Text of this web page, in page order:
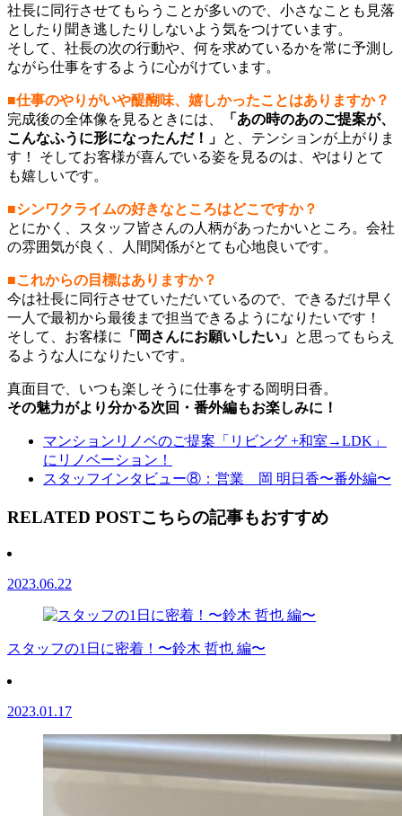
社長に同行させてもらうことが多いので、小さなことも見落
としたり聞き逃したりしないよう気をつけています。
そして、社長の次の行動や、何を求めているかを常に予測し
ながら仕事をするように心がけています。
■仕事のやりがいや醍醐味、嬉しかったことはありますか？
完成後の全体像を見るときには、
「あの時のあのご提案が、
こんなふうに形になったんだ！」 と、テンションが上がりま
す！ そしてお客様が喜んでいる姿を見るのは、やはりとて
も嬉しいです。
■シンワクライムの好きなところはどこですか？
とにかく、スタッフ皆さんの人柄があったかいところ。会社
の雰囲気が良く、人間関係がとても心地良いです。
■これからの目標はありますか？
今は社長に同行させていただいているので、できるだけ早く
一人で最初から最後まで担当できるようになりたいです！
そして、お客様に
「岡さんにお願いしたい」 と思ってもらえ
るような人になりたいです。
真面目で、いつも楽しそうに仕事をする岡明日香。
その魅力がより分かる次回・番外編もお楽しみに！
マンションリノベのご提案「リビング +和室→LDK」
にリノベーション！
スタッフインタビュー⑧：営業 岡 明日香〜番外編〜
RELATED POSTこちらの記事もおすすめ
2023.06.22
スタッフの1日に密着！〜鈴木 哲也 編〜
2023.01.17